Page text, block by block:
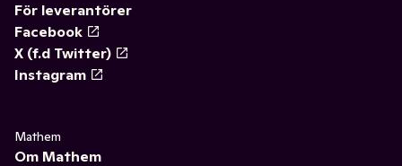
För leverantörer
Facebook
X (f.d Twitter)
Instagram
Mathem
Om Mathem